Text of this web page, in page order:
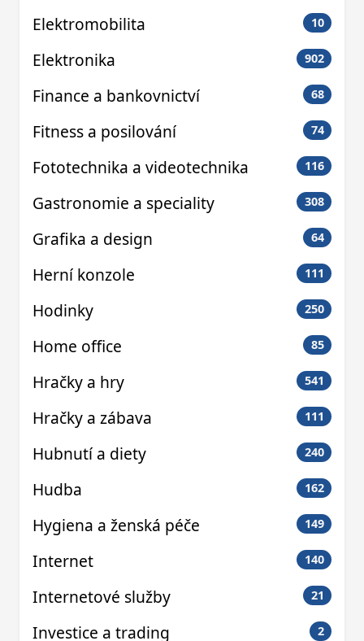
Elektromobilita 10
Elektronika 902
Finance a bankovnictví 68
Fitness a posilování 74
Fototechnika a videotechnika 116
Gastronomie a speciality 308
Grafika a design 64
Herní konzole 111
Hodinky 250
Home office 85
Hračky a hry 541
Hračky a zábava 111
Hubnutí a diety 240
Hudba 162
Hygiena a ženská péče 149
Internet 140
Internetové služby 21
Investice a trading 2